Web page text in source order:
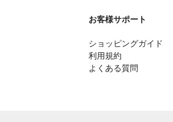
お客様サポート
ショッピングガイド
利用規約
よくある質問